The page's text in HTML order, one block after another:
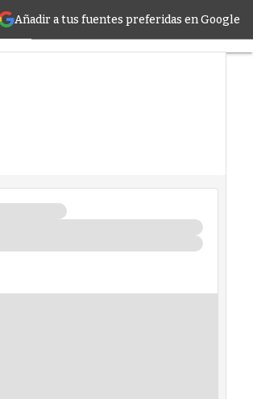
Añadir a tus fuentes preferidas en Google